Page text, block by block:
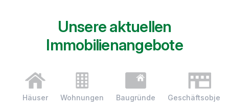
Unsere aktuellen
Immobilienangebote
Häuser Wohnungen Baugründe